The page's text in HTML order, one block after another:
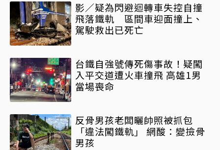
影／疑為閃避迴轉車失控自撞
飛落鐵軌 區間車迎面撞上、
駕駛救出已死亡
台鐵自強號傳死傷事故！疑闖
入平交道遭火車撞飛 高雄1男
當場喪命
反骨男孩老闆曬帥照被抓包
「違法闖鐵軌」 網酸：變撿骨
男孩